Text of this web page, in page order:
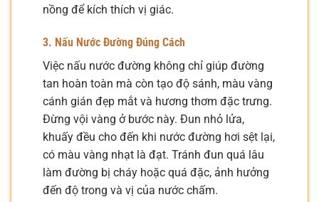
nồng để kích thích vị giác.
3. Nấu Nước Đường Đúng Cách
Việc nấu nước đường không chỉ giúp đường
tan hoàn toàn mà còn tạo độ sánh, màu vàng
cánh gián đẹp mắt và hương thơm đặc trưng.
Đừng vội vàng ở bước này. Đun nhỏ lửa,
khuấy đều cho đến khi nước đường hơi sệt lại,
có màu vàng nhạt là đạt. Tránh đun quá lâu
làm đường bị cháy hoặc quá đặc, ảnh hưởng
đến độ trong và vị của nước chấm.